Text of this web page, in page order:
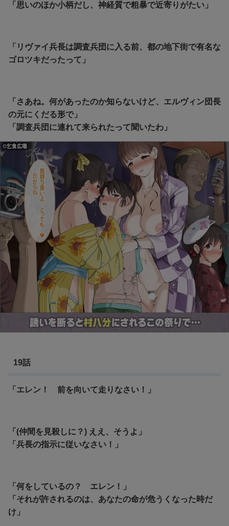
「思いのほか小柄だし、神経質で粗暴で近寄りがたい」
「リヴァイ兵長は調査兵団に入る前、都の地下街で有名な
ゴロツキだったって」
「さあね。何があったのか知らないけど、エルヴィン団長
の元にくだる形で」
「調査兵団に連れて来られたって聞いたわ」
19話
「エレン！ 前を向いて走りなさい！」
「(仲間を見殺しに？) ええ、そうよ」
「兵長の指示に従いなさい！」
「何をしているの？ エレン！」
「それが許されるのは、あなたの命が危うくなった時だ
け」